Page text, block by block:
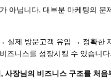
아닙니다. 대부분 마케팅의 문
실제 방문고객 유입 → 정확한
즈니스를 성장시킬 수 있습니다.
사장님의 비즈니스 구조를 처